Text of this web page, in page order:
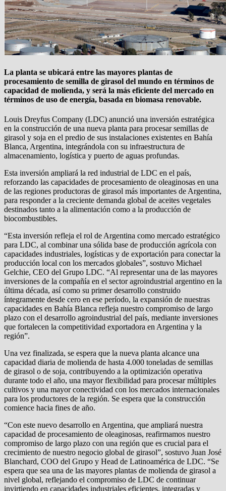
La planta se ubicará entre las mayores plantas de
procesamiento de semilla de girasol del mundo en términos de
capacidad de molienda, y será la más eficiente del mercado en
términos de uso de energía, basada en biomasa renovable.
Louis Dreyfus Company (LDC) anunció una inversión estratégica
en la construcción de una nueva planta para procesar semillas de
girasol y soja en el predio de sus instalaciones existentes en Bahía
Blanca, Argentina, integrándola con su infraestructura de
almacenamiento, logística y puerto de aguas profundas.
Esta inversión ampliará la red industrial de LDC en el país,
reforzando las capacidades de procesamiento de oleaginosas en una
de las regiones productoras de girasol más importantes de Argentina,
para responder a la creciente demanda global de aceites vegetales
destinados tanto a la alimentación como a la producción de
biocombustibles.
“Esta inversión refleja el rol de Argentina como mercado estratégico
para LDC, al combinar una sólida base de producción agrícola con
capacidades industriales, logísticas y de exportación para conectar la
producción local con los mercados globales”, sostuvo Michael
Gelchie, CEO del Grupo LDC. “Al representar una de las mayores
inversiones de la compañía en el sector agroindustrial argentino en la
última década, así como su primer desarrollo construido
íntegramente desde cero en ese período, la expansión de nuestras
capacidades en Bahía Blanca refleja nuestro compromiso de largo
plazo con el desarrollo agroindustrial del país, mediante inversiones
que fortalecen la competitividad exportadora en Argentina y la
región”.
Una vez finalizada, se espera que la nueva planta alcance una
capacidad diaria de molienda de hasta 4.000 toneladas de semillas
de girasol o de soja, contribuyendo a la optimización operativa
durante todo el año, una mayor flexibilidad para procesar múltiples
cultivos y una mayor conectividad con los mercados internacionales
para los productores de la región. Se espera que la construcción
comience hacia fines de año.
“Con este nuevo desarrollo en Argentina, que ampliará nuestra
capacidad de procesamiento de oleaginosas, reafirmamos nuestro
compromiso de largo plazo con una región que es crucial para el
crecimiento de nuestro negocio global de girasol”, sostuvo Juan José
Blanchard, COO del Grupo y Head de Latinoamérica de LDC. “Se
espera que sea una de las mayores plantas de molienda de girasol a
nivel global, reflejando el compromiso de LDC de continuar
invirtiendo en capacidades industriales eficientes, integradas y